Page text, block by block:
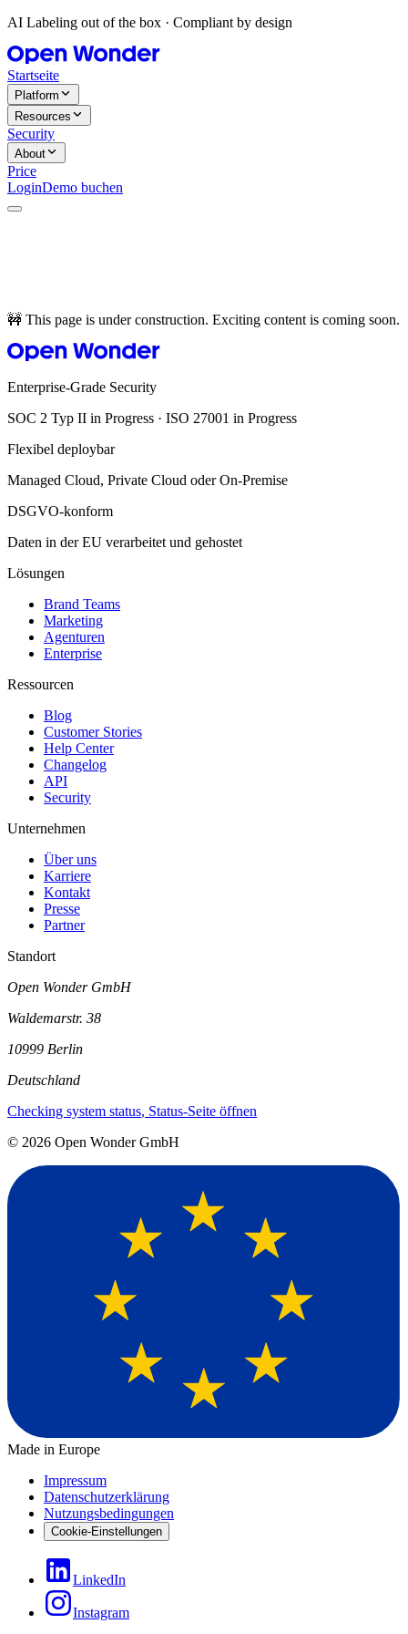
AI Labeling out of the box · Compliant by design
Startseite
Platform
Resources
Security
About
Price
LoginDemo buchen
🚧 This page is under construction. Exciting content is coming soon.
Enterprise-Grade Security
SOC 2 Typ II in Progress · ISO 27001 in Progress
Flexibel deploybar
Managed Cloud, Private Cloud oder On-Premise
DSGVO-konform
Daten in der EU verarbeitet und gehostet
Lösungen
Brand Teams
Marketing
Agenturen
Enterprise
Ressourcen
Blog
Customer Stories
Help Center
Changelog
API
Security
Unternehmen
Über uns
Karriere
Kontakt
Presse
Partner
Standort
Open Wonder GmbH
Waldemarstr. 38
10999 Berlin
Deutschland
Checking system status, Status-Seite öffnen
© 2026 Open Wonder GmbH
Made in Europe
Impressum
Datenschutzerklärung
Nutzungsbedingungen
Cookie-Einstellungen
LinkedIn
Instagram